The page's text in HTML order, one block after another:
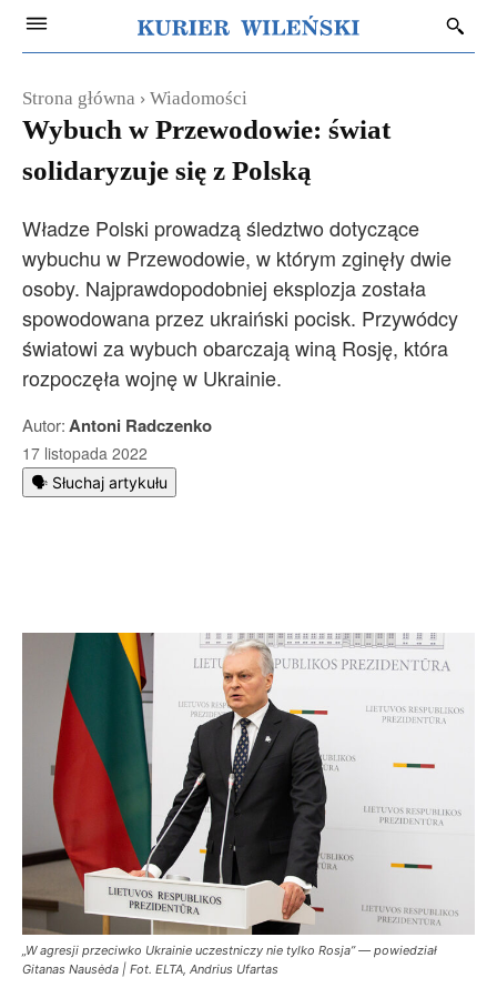
Strona główna Wiadomości
Wybuch w Przewodowie: świat
solidaryzuje się z Polską
Władze Polski prowadzą śledztwo dotyczące
wybuchu w Przewodowie, w którym zginęły dwie
osoby. Najprawdopodobniej eksplozja została
spowodowana przez ukraiński pocisk. Przywódcy
światowi za wybuch obarczają winą Rosję, która
rozpoczęła wojnę w Ukrainie.
Autor:Antoni Radczenko
17 listopada 2022
🗣️ Słuchaj artykułu
„W agresji przeciwko Ukrainie uczestniczy nie tylko Rosja” — powiedział
Gitanas Nausėda | Fot. ELTA, Andrius Ufartas